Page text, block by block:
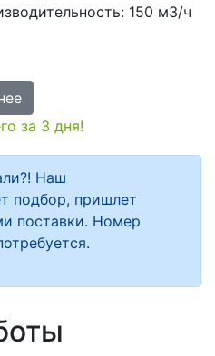
150 м3/ч
за 3 дня!
Наш
подбор, пришлет
поставки. Номер